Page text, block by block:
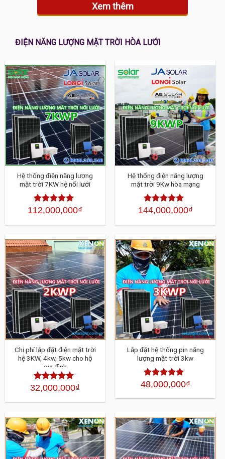
Xem thêm
ĐIỆN NĂNG LƯỢNG MẶT TRỜI HÒA LƯỚI
Hệ thống điện năng lượng
mặt trời 7KW hệ nối lưới
Được xếp
sao
112,000,000₫
Hệ thống điện năng lượng
mặt trời 9Kw hòa mạng
Được xếp
sao
144,000,000₫
Chi phí lắp đặt điện mặt trời
hệ 3KW, 4kw, 5kw cho hộ
gia đình
Được xếp
5 sao
32,000,000₫
Lắp đặt hệ thống pin năng
lượng mặt trời 3kw
Được xếp
sao
48,000,000₫